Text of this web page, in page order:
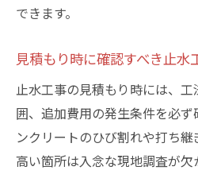
できます。
見積もり時に確認すべき止水
止水工事の見積もり時には、
囲、追加費用の発生条件を必
ンクリートのひび割れや打ち
高い箇所は入念な現地調査が欠